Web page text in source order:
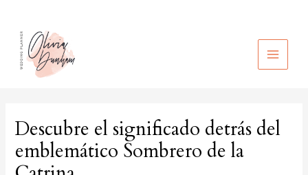
contenido
MAIN
Descubre el significado detrás del
emblemático Sombrero de la